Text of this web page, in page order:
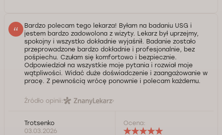
Bardzo polecam tego lekarza! Byłam na badaniu USG i
jestem bardzo zadowolona z wizyty. Lekarz był uprzejmy,
spokojny i wszystko dokładnie wyjaśnił. Badanie zostało
przeprowadzone bardzo dokładnie i profesjonalnie, bez
pośpiechu. Czułam się komfortowo i bezpiecznie.
Odpowiedział na wszystkie moje pytania i rozwiał moje
wątpliwości. Widać duże doświadczenie i zaangażowanie w
pracę. Z pewnością wrócę ponownie i polecam każdemu.
Źródło opinii:
Trotsenko
03.03.2026
Ocena: